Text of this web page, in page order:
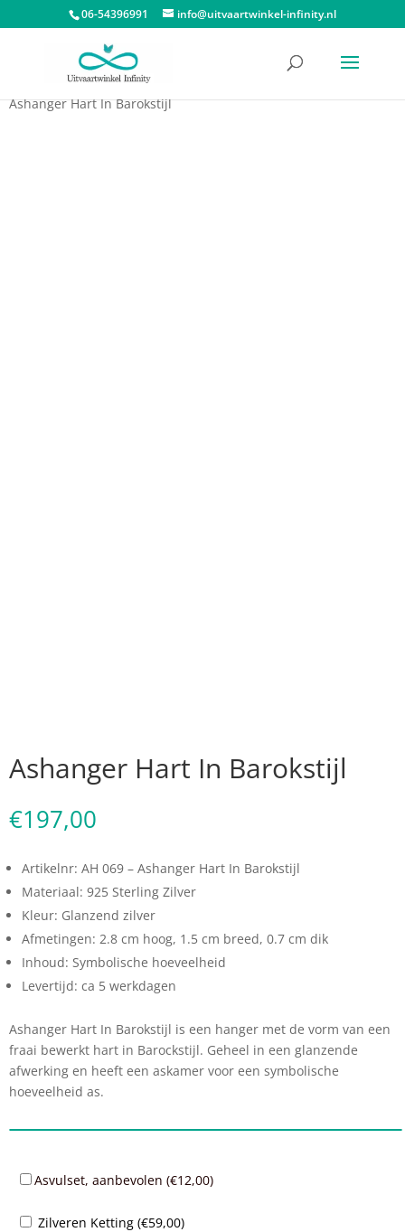
06-54396991 info@uitvaartwinkel-infinity.nl
Assieraden/Ashangers
Ashanger Hart In Barokstijl
Ashanger Hart In Barokstijl
€197,00
Artikelnr: AH 069 – Ashanger Hart In Barokstijl
Materiaal: 925 Sterling Zilver
Kleur: Glanzend zilver
Afmetingen: 2.8 cm hoog, 1.5 cm breed, 0.7 cm dik
Inhoud: Symbolische hoeveelheid
Levertijd: ca 5 werkdagen
Ashanger Hart In Barokstijl is een hanger met de vorm van een
fraai bewerkt hart in Barockstijl. Geheel in een glanzende
afwerking en heeft een askamer voor een symbolische
hoeveelheid as.
Asvulset, aanbevolen (€12,00)
Zilveren Ketting (€59,00)